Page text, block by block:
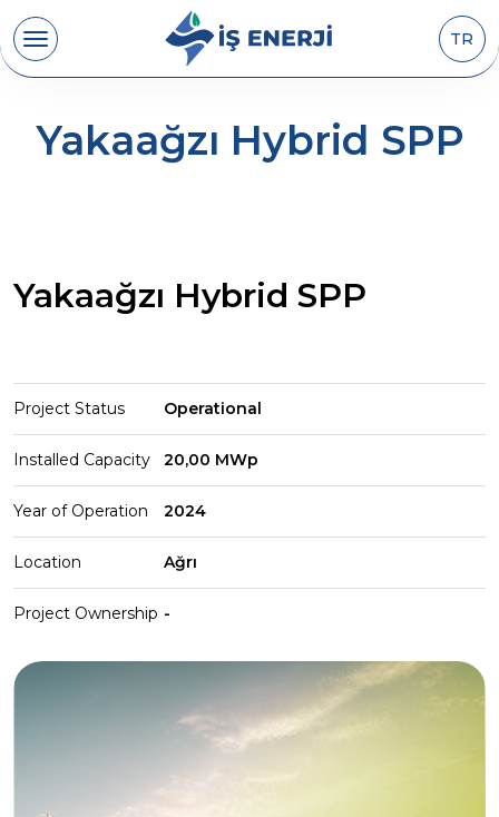
TR
Yakaağzı Hybrid SPP
Yakaağzı Hybrid SPP
Project Status Operational
Installed Capacity 20,00 MWp
Year of Operation 2024
Location Ağrı
Project Ownership -